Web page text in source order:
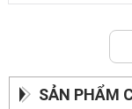
SẢN PHẨM